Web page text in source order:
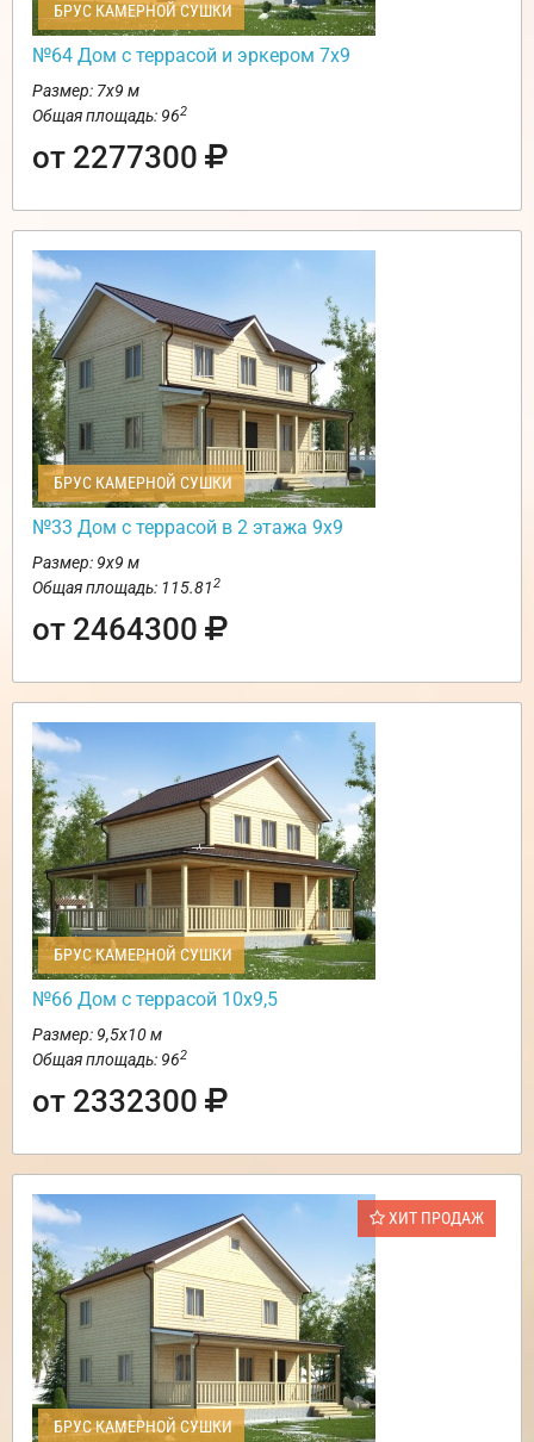
БРУС КАМЕРНОЙ СУШКИ
№64 Дом с террасой и эркером 7х9
Размер: 7х9 м
Общая площадь: 962
от 2277300
БРУС КАМЕРНОЙ СУШКИ
№33 Дом с террасой в 2 этажа 9х9
Размер: 9х9 м
Общая площадь: 115.812
от 2464300
БРУС КАМЕРНОЙ СУШКИ
№66 Дом с террасой 10х9,5
Размер: 9,5х10 м
Общая площадь: 962
от 2332300
ХИТ ПРОДАЖ
БРУС КАМЕРНОЙ СУШКИ